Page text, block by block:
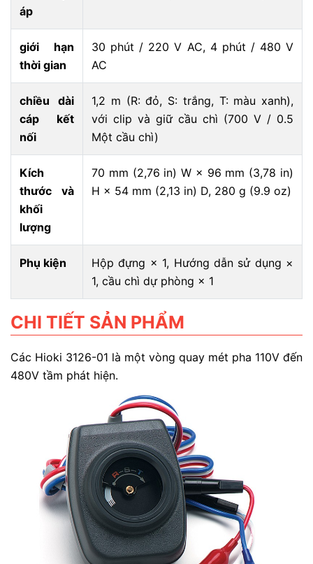
áp
giới hạn
thời gian
30 phút / 220 V AC, 4 phút / 480 V
AC
chiều dài
cáp kết
nối
1,2 m (R: đỏ, S: trắng, T: màu xanh),
với clip và giữ cầu chì (700 V / 0.5
Một cầu chì)
Kích
thước và
khối
lượng
70 mm (2,76 in) W × 96 mm (3,78 in)
H × 54 mm (2,13 in) D, 280 g (9.9 oz)
Phụ kiện
Hộp đựng × 1, Hướng dẫn sử dụng ×
1, cầu chì dự phòng × 1
CHI TIẾT SẢN PHẨM
Các Hioki 3126-01 là một vòng quay mét pha 110V đến
480V tầm phát hiện.